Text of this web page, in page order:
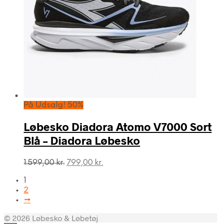
På Udsalg! 50%
Løbesko Diadora Atomo V7000 Sort
Blå – Diadora Løbesko
1.599,00kr. Den
799,00 kr.
1
2
→
© 2026 Løbesko & Løbetøj